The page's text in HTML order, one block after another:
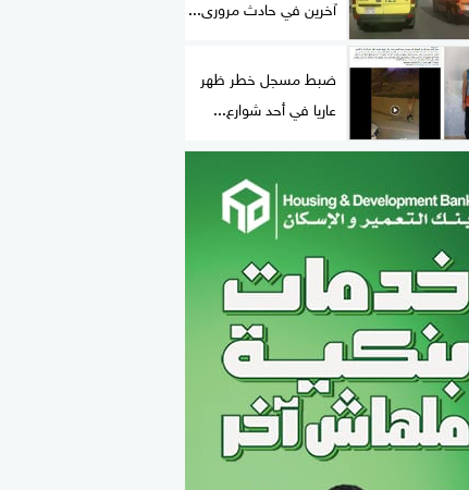
آخرين في حادث مرورى...
ضبط مسجل خطر ظهر
عاريا في أحد شوارع...